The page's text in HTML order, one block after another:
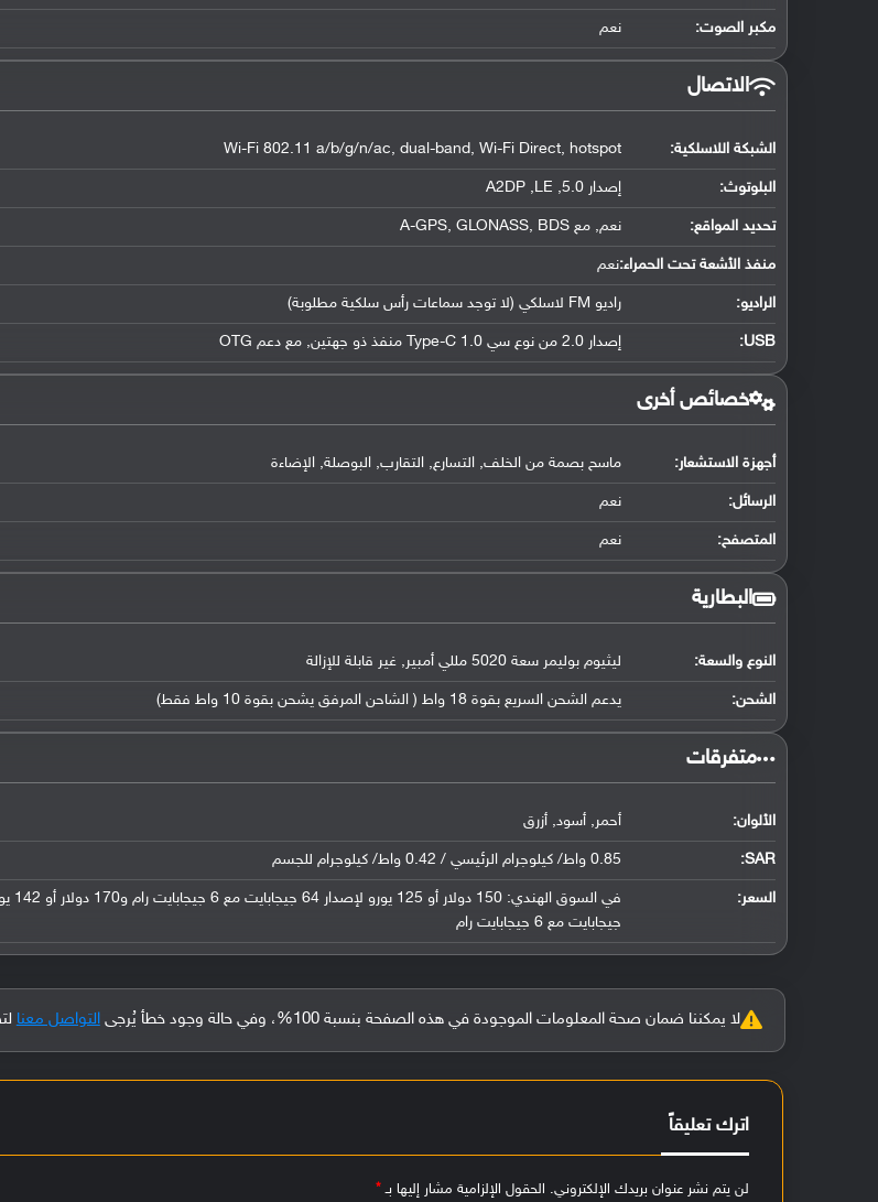
مكبر الصوت: نعم
الاتصال
الشبكة اللاسلكية: Wi-Fi 802.11 a/b/g/n/ac, dual-band, Wi-Fi Direct, hotspot
البلوتوث: إصدار 5.0, A2DP ,LE
تحديد المواقع: نعم, مع A-GPS, GLONASS, BDS
منفذ الأشعة تحت الحمراء:نعم
الراديو: راديو FM لاسلكي (لا توجد سماعات رأس سلكية مطلوبة)
USB
: إصدار 2.0 من نوع سي Type-C 1.0 منفذ ذو جهتين, مع دعم OTG
خصائص أخرى
أجهزة الاستشعار: ماسح بصمة من الخلف, التسارع, التقارب, البوصلة, الإضاءة
الرسائل: نعم
المتصفح: نعم
البطارية
النوع والسعة: ليثيوم بوليمر سعة 5020 مللي أمبير, غير قابلة للإزالة
الشحن: يدعم الشحن السريع بقوة 18 واط ( الشاحن المرفق يشحن بقوة 10 واط فقط)
‏متفرقات‏
الألوان: أحمر, أسود, أزرق
SAR
: 0.85 واط/ كيلوجرام الرئيسي / 0.42 واط/ كيلوجرام للجسم
السعر:
جيجابايت مع 6 جيجابايت رام
لا يمكننا ضمان صحة المعلومات الموجودة في هذه الصفحة بنسبة 100%، وفي حالة وجود خطأ يُرجى التواصل معنا
اترك تعليقاً
لن يتم نشر عنوان بريدك الإلكتروني. الحقول الإلزامية مشار إليها بـ*